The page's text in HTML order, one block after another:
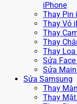
iPhone
Thay Pin
Thay Vỏ
Thay
Thay
Thay
Sửa
Sửa
Sửa Samsung
Thay
Thay